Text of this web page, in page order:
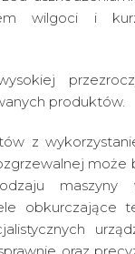
wilgoci i
produktów.
z
może
maszyny
obkurczające